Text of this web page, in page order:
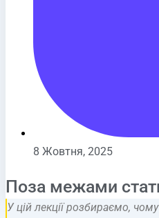
8 Жовтня, 2025
Поза межами
У цій лекції розбираємо,